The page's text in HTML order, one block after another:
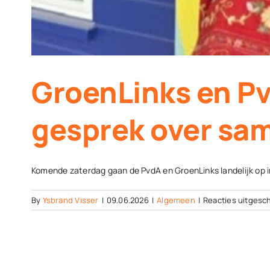
GroenLinks en
gesprek over
Komende zaterdag gaan de PvdA en GroenLinks landelijk op
By Ysbrand Visser | 09.06.2026 | Algemeen | Reacties